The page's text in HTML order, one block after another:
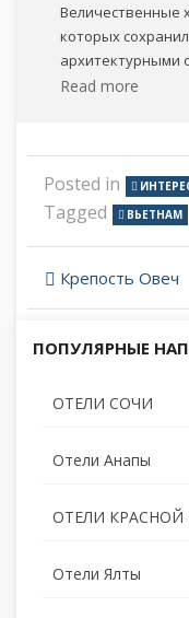
Величественные
которых
архитектурными
Read more
Posted in
Tagged ВЬЕТНАМ
по
записям
Крепость Овеч
ПОПУЛЯРНЫЕ
ОТЕЛИ СОЧИ
Отели Анапы
ОТЕЛИ КРАСНОЙ
Отели Ялты